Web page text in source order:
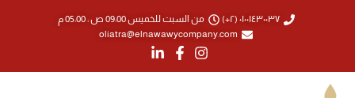
٠١٠٠١٤٣٠٠٣٧ (٢+)
من السبت للخميس 09:00 ص : 05:00 م
oliatra@elnawawycompany.com